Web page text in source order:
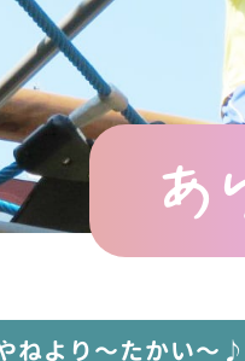
あ
ねより〜たかい